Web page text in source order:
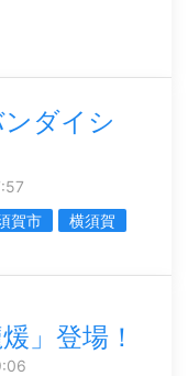
ダイシ
賀市
横須賀
」登場！